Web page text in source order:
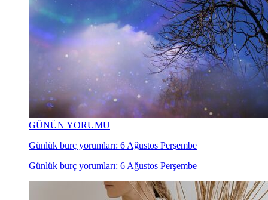
GÜNÜN YORUMU
Günlük burç yorumları: 6 Ağustos Perşembe
Günlük burç yorumları: 6 Ağustos Perşembe